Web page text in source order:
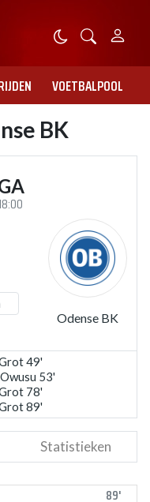
VOETBALPOOL
BK
Odense BK
Grot 49'
53'
Grot 78'
Grot 89'
Statistieken
89'